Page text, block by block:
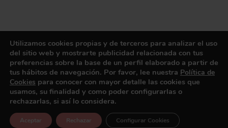
Política de PrivacidadPolítica de CookiesAviso Legal
Registro de Actividades de TratamientoCanal de información
Utilizamos cookies propias y de terceros para analizar el uso
del sitio web y mostrarte publicidad relacionada con tus
preferencias sobre la base de un perfil elaborado a partir de
tus hábitos de navegación. Por favor, lee nuestra Política de
Cookies para conocer con mayor detalle las cookies que
usamos, su finalidad y como poder configurarlas o
rechazarlas, si así lo considera.
Aceptar Rechazar Configurar Cookies